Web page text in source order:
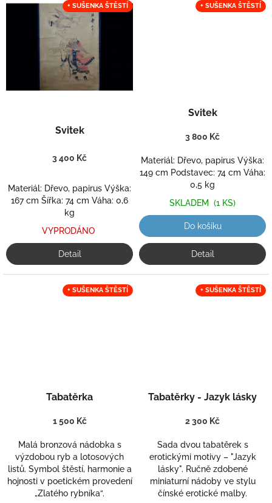
+ SUŠENKA ŠTĚSTÍ
Svitek
3 400 Kč
Materiál: Dřevo, papirus Výška:
167 cm Šířka: 74 cm Váha: 0,6
kg
VYPRODÁNO
Detail
+ SUŠENKA ŠTĚSTÍ
Svitek
3 800 Kč
Materiál: Dřevo, papirus Výška:
149 cm Podstavec: 74 cm Váha:
0,5 kg
SKLADEM (1 KS)
Do košíku
Detail
+ SUŠENKA ŠTĚSTÍ
Tabatěrka
1 500 Kč
Malá bronzová nádobka s
výzdobou ryb a lotosových
listů. Symbol štěstí, harmonie a
hojnosti v poetickém provedení
„Zlatého rybníka“.
+ SUŠENKA ŠTĚSTÍ
Tabatěrky - Jazyk lásky
2 300 Kč
Sada dvou tabatěrek s
erotickými motivy – "Jazyk
lásky". Ručně zdobené
miniaturní nádoby ve stylu
čínské erotické malby.